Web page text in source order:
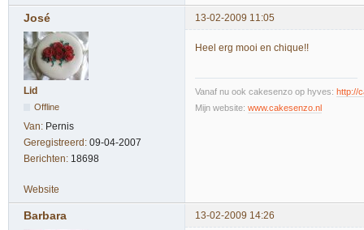
José 13-02-2009 11:05
Lid
Offline
Van: Pernis
Geregistreerd: 09-04-2007
Berichten: 18698
Heel erg mooi en chique!!
Vanaf nu ook cakesenzo op hyves: http://
Mijn website: www.cakesenzo.nl
Website
Barbara 13-02-2009 14:26